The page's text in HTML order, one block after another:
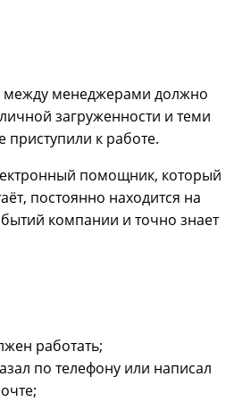
между менеджерами должно
загруженности и теми
приступили к работе.
помощник, который
постоянно находится на
компании и точно знает
работать;
по телефону или написал